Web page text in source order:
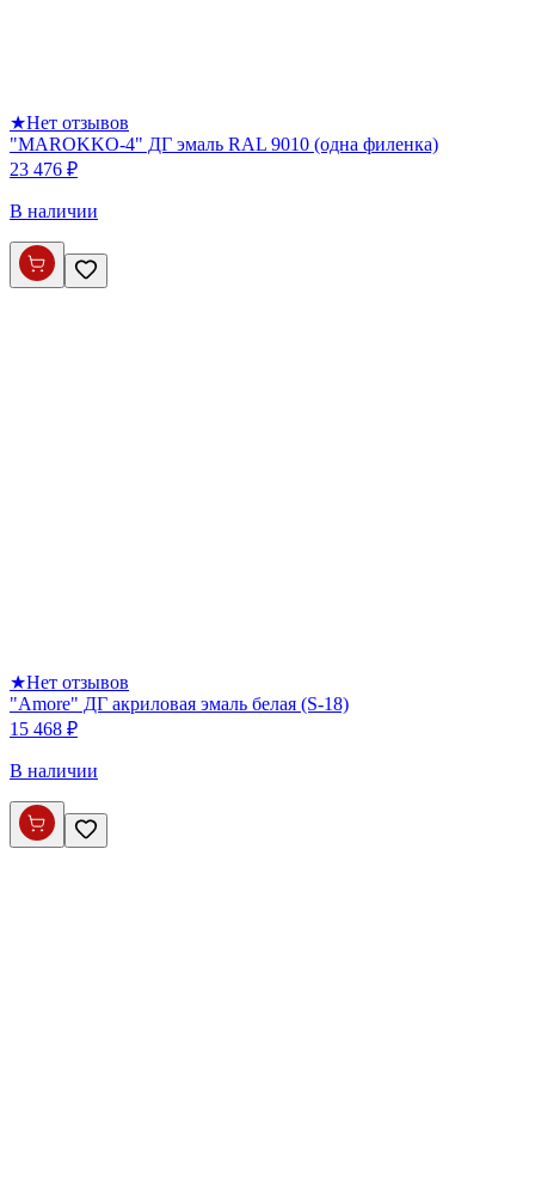
★Нет отзывов
"MAROKKO-4" ДГ эмаль RAL 9010 (одна филенка)
23 476 ₽
В наличии
★Нет отзывов
"Amore" ДГ акриловая эмаль белая (S-18)
15 468 ₽
В наличии